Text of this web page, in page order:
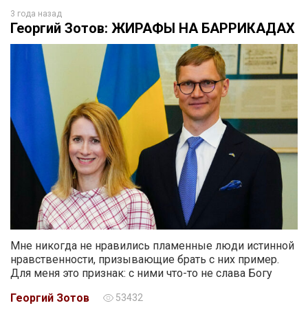
3 года назад
Георгий Зотов: ЖИРАФЫ НА БАРРИКАДАХ
Мне никогда не нравились пламенные люди истинной
нравственности, призывающие брать с них пример.
Для меня это признак: с ними что-то не слава Богу
Георгий Зотов
53432